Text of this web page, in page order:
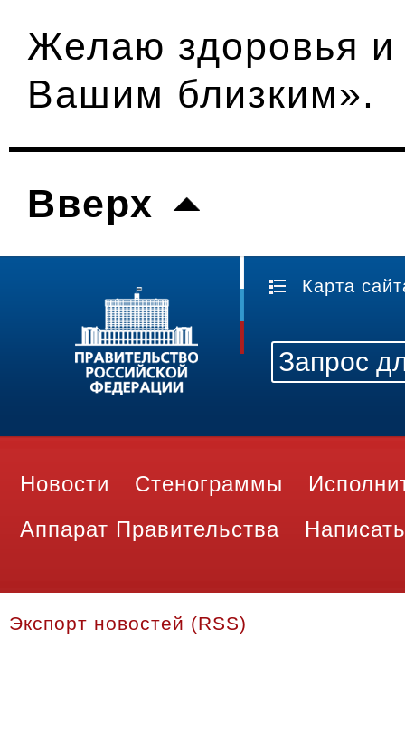
Желаю здоровья и
Вашим близким».
Вверх
Карта
Новости Стенограммы
Аппарат Правительства
Экспорт новостей (RSS)